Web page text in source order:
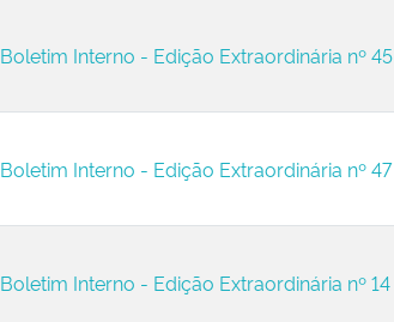
Boletim Interno - Edição Extraordinária nº 45
Boletim Interno - Edição Extraordinária nº 47
Boletim Interno - Edição Extraordinária nº 14